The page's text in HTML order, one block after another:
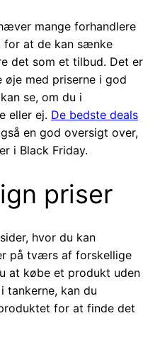
mange forhandlere
for at de kan sænke
det som et tilbud. Det er
med priserne i god
se, om du i
eller ej. De bedste deals
en god oversigt over,
i Black Friday.
priser
hvor du kan
på tværs af forskellige
at købe et produkt uden
tankerne, kan du
for at finde det